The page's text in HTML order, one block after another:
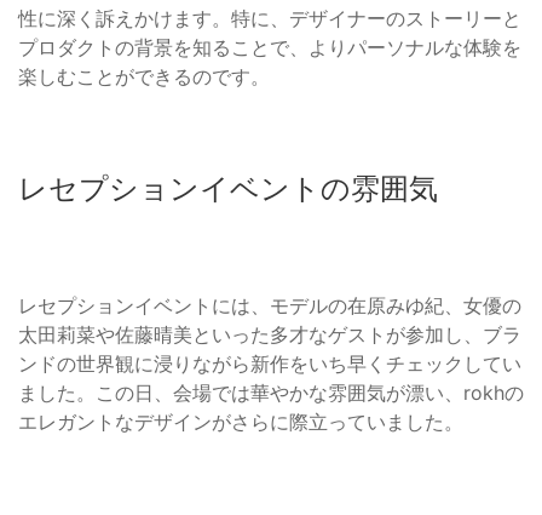
性に深く訴えかけます。特に、デザイナーのストーリーと
プロダクトの背景を知ることで、よりパーソナルな体験を
楽しむことができるのです。
レセプションイベントの雰囲気
レセプションイベントには、モデルの在原みゆ紀、女優の
太田莉菜や佐藤晴美といった多才なゲストが参加し、ブラ
ンドの世界観に浸りながら新作をいち早くチェックしてい
ました。この日、会場では華やかな雰囲気が漂い、rokhの
エレガントなデザインがさらに際立っていました。